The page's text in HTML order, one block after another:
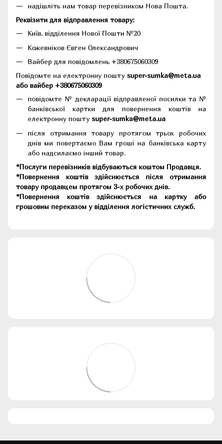
надішліть нам товар перевізником Нова Пошта.
Реквізити для відправлення товару:
Київ, відділення Нової Пошти №20
Кожевніков Євген Олександрович
Вайбер для повідомлень +380675060309
Повідомте на електронну пошту super-sumka@meta.ua
або вайбер +380675060309
повідомте № декларації відправленої посилки та №
банківської картки для повернення коштів на
електронну пошту super-sumka@meta.ua
після отримання товару протягом трьох робочих
днів ми повертаємо Вам гроші на банківська карту
або надсилаємо інший товар.
*Послуги перевізників відбуваються коштом Продавця.
*Повернення коштів здійснюється після отримання
товару продавцем протягом 3-х робочих днів.
*Повернення коштів здійснюється на картку або
грошовим переказом у відділення логістичних служб.